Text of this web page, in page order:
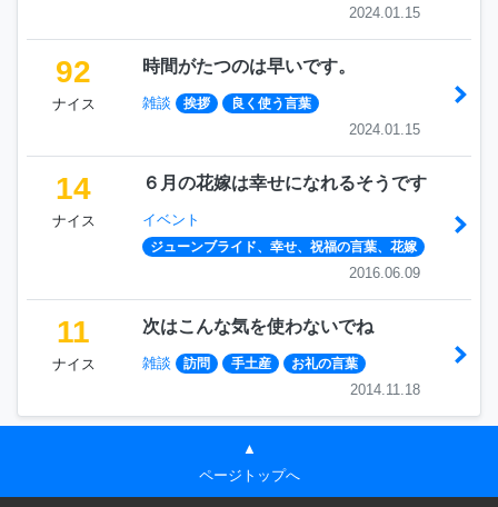
2024.01.15
92
ナイス
時間がたつのは早いです。
雑談 挨拶 良く使う言葉
2024.01.15
14
ナイス
６月の花嫁は幸せになれるそうです
イベント
ジューンブライド、幸せ、祝福の言葉、花嫁
2016.06.09
11
ナイス
次はこんな気を使わないでね
雑談 訪問 手土産 お礼の言葉
2014.11.18
▲
ページトップへ